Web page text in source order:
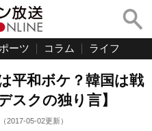
ーツ コラム ライフ
平和ボケ？韓国は戦
スクの独り言】
（2017-05-02更新）